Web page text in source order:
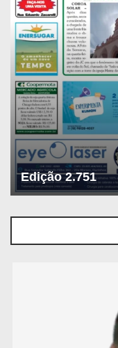
Edição 2.751